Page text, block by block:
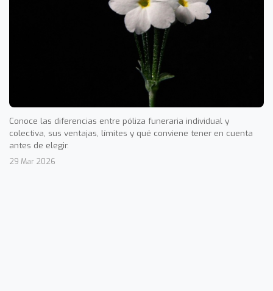
Conoce las diferencias entre póliza funeraria individual y
colectiva, sus ventajas, límites y qué conviene tener en cuenta
antes de elegir.
29 Mar 2026